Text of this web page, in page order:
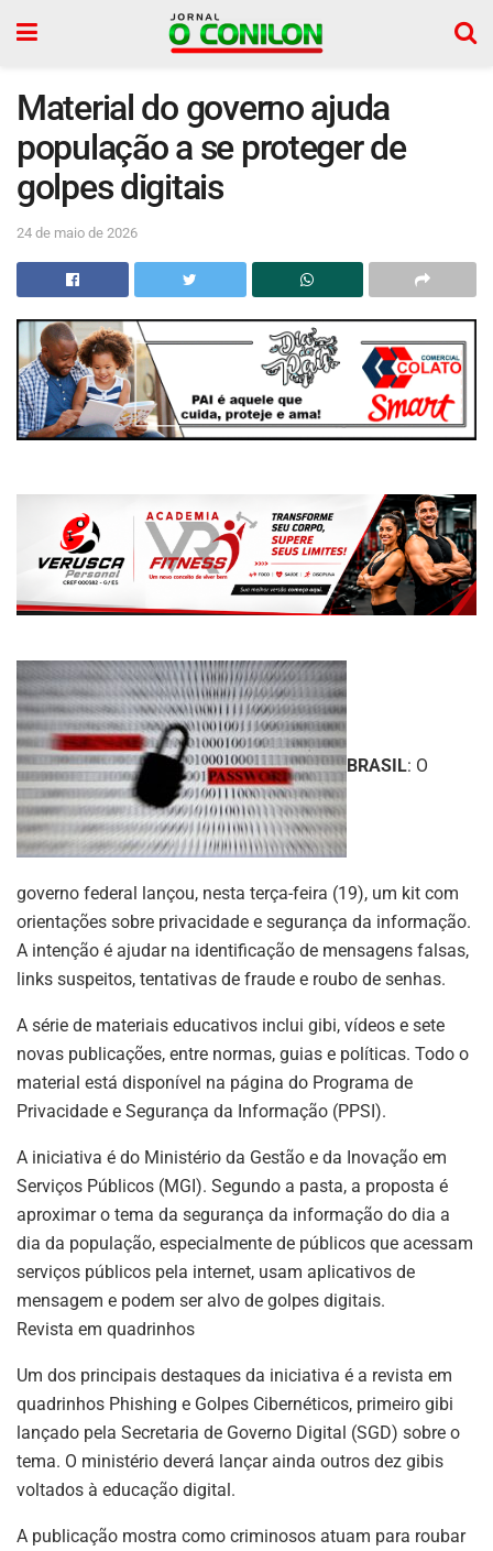
Material do governo ajuda
população a se proteger de
golpes digitais
24 de maio de 2026
BRASIL: O
governo federal lançou, nesta terça-feira (19), um kit com
orientações sobre privacidade e segurança da informação.
A intenção é ajudar na identificação de mensagens falsas,
links suspeitos, tentativas de fraude e roubo de senhas.
A série de materiais educativos inclui gibi, vídeos e sete
novas publicações, entre normas, guias e políticas. Todo o
material está disponível na página do Programa de
Privacidade e Segurança da Informação (PPSI).
A iniciativa é do Ministério da Gestão e da Inovação em
Serviços Públicos (MGI). Segundo a pasta, a proposta é
aproximar o tema da segurança da informação do dia a
dia da população, especialmente de públicos que acessam
serviços públicos pela internet, usam aplicativos de
mensagem e podem ser alvo de golpes digitais.
Revista em quadrinhos
Um dos principais destaques da iniciativa é a revista em
quadrinhos Phishing e Golpes Cibernéticos, primeiro gibi
lançado pela Secretaria de Governo Digital (SGD) sobre o
tema. O ministério deverá lançar ainda outros dez gibis
voltados à educação digital.
A publicação mostra como criminosos atuam para roubar